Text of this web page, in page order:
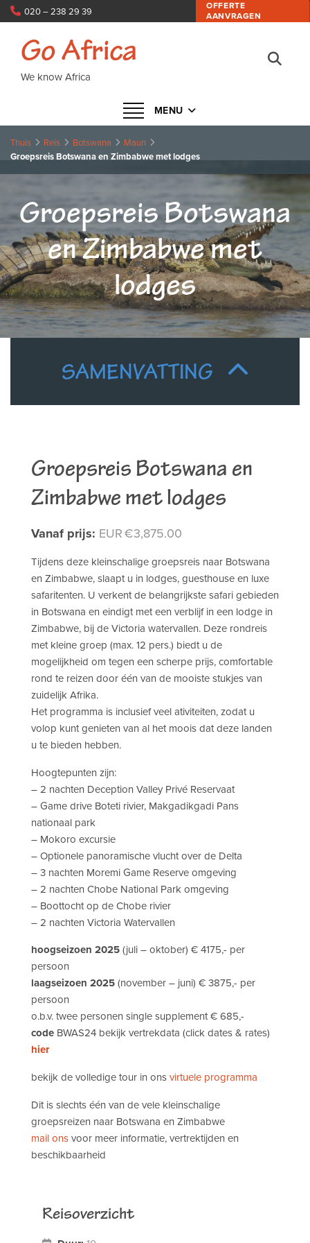
OFFERTE
AANVRAGEN
020 – 238 29 39
Navigatie in- of uitklappen
MENU
Go Africa
We know Africa
Thuis Reis Botswana
Maun
Groepsreis Botswana en Zimbabwe met lodges
Groepsreis Botswana
en Zimbabwe met
lodges
SAMENVATTING
Groepsreis Botswana en
Zimbabwe met lodges
Vanaf prijs: EUR 3,875.00
Tijdens deze kleinschalige groepsreis naar Botswana
en Zimbabwe, slaapt u in lodges, guesthouse en luxe
safaritenten. U verkent de belangrijkste safari gebieden
in Botswana en eindigt met een verblijf in een lodge in
Zimbabwe, bij de Victoria watervallen. Deze rondreis
met kleine groep (max. 12 pers.) biedt u de
mogelijkheid om tegen een scherpe prijs, comfortable
rond te reizen door één van de mooiste stukjes van
zuidelijk Afrika.
Het programma is inclusief veel ativiteiten, zodat u
volop kunt genieten van al het moois dat deze landen
u te bieden hebben.
Hoogtepunten zijn:
– 2 nachten Deception Valley Privé Reservaat
– Game drive Boteti rivier, Makgadikgadi Pans
nationaal park
– Mokoro excursie
– Optionele panoramische vlucht over de Delta
– 3 nachten Moremi Game Reserve omgeving
– 2 nachten Chobe National Park omgeving
– Boottocht op de Chobe rivier
– 2 nachten Victoria Watervallen
hoogseizoen 2025(juli – oktober) € 4175,- per
persoon
laagseizoen 2025(november – juni) € 3875,- per
persoon
o.b.v. twee personen single supplement € 685,-
code BWAS24 bekijk vertrekdata (click dates & rates)
hier
bekijk de volledige tour in onsvirtuele programma
Dit is slechts één van de vele kleinschalige
groepsreizen naar Botswana en Zimbabwe
mail onsvoor meer informatie, vertrektijden en
beschikbaarheid
Reisoverzicht